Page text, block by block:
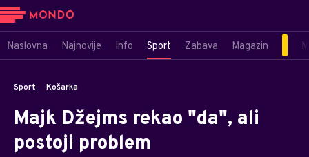
Naslovna Najnovije Info Sport Zabava Magazin
Sport Košarka
Majk Džejms rekao "da", ali
postoji problem